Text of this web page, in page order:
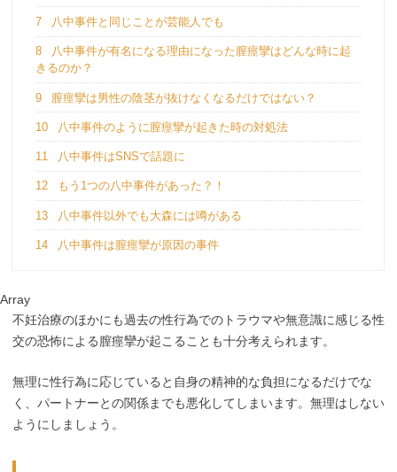
7 八中事件と同じことが芸能人でも
8
八中事件が有名になる理由になった膣痙攣はどんな時に起
きるのか？
9 膣痙攣は男性の陰茎が抜けなくなるだけではない？
10 八中事件のように膣痙攣が起きた時の対処法
11 八中事件はSNSで話題に
12 もう1つの八中事件があった？！
13 八中事件以外でも大森には噂がある
14 八中事件は膣痙攣が原因の事件
Array
不妊治療のほかにも過去の性行為でのトラウマや無意識に感じる性
交の恐怖による膣痙攣が起こることも十分考えられます。
無理に性行為に応じていると自身の精神的な負担になるだけでな
く、パートナーとの関係までも悪化してしまいます。無理はしない
ようにしましょう。